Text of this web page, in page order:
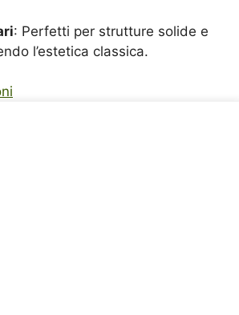
: Perfetti per strutture solide e
l’estetica classica.